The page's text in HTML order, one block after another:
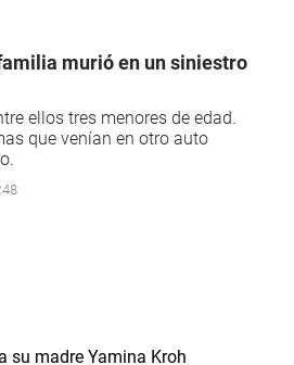
murió en un siniestro
ellos tres menores de edad.
que venían en otro auto